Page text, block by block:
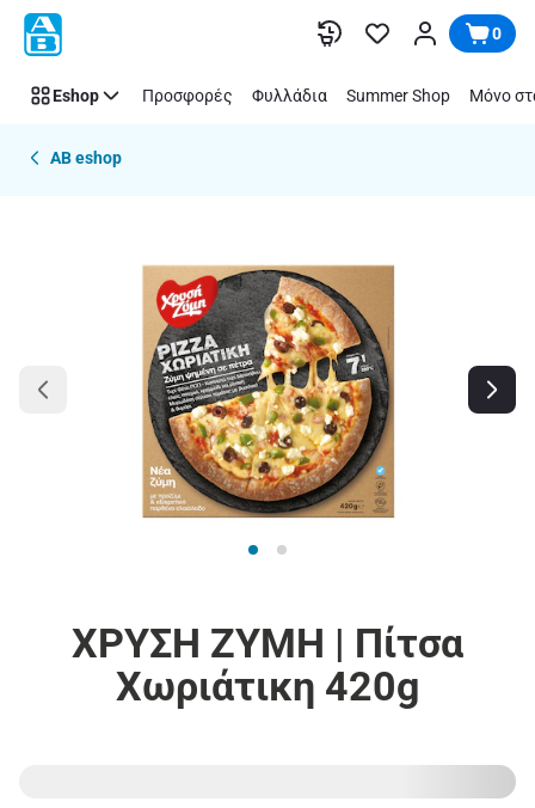
Παράλειψη 0
Eshop Προσφορές Φυλλάδια Summer Shop Μόνο
AB eshop
ΧΡΥΣΗ ΖΥΜΗ | Πίτσα
Χωριάτικη 420g